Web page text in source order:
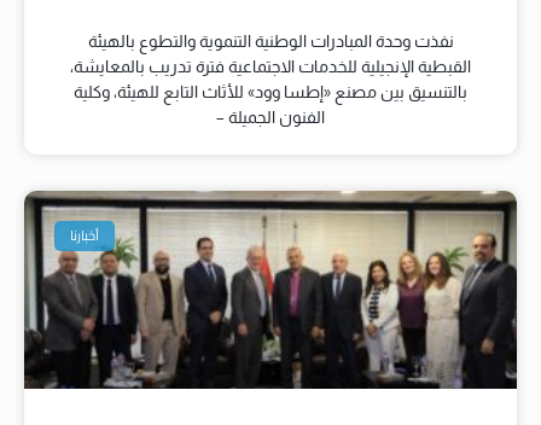
نفذت وحدة المبادرات الوطنية التنموية والتطوع بالهيئة
القبطية الإنجيلية للخدمات الاجتماعية فترة تدريب بالمعايشة،
بالتنسيق بين مصنع «إطسا وود» للأثاث التابع للهيئة، وكلية
الفنون الجميلة –
أخبارنا